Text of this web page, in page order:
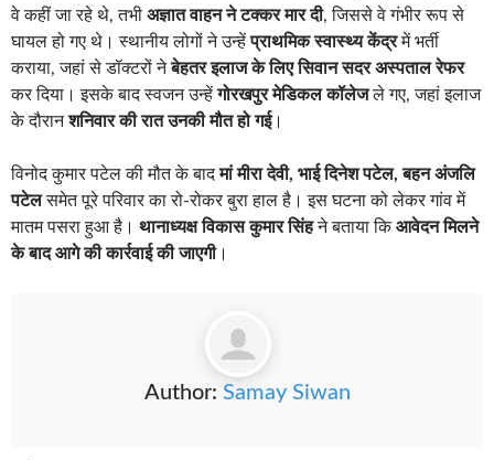
वे कहीं जा रहे थे, तभी अज्ञात वाहन ने टक्कर मार दी, जिससे वे गंभीर रूप से
घायल हो गए थे। स्थानीय लोगों ने उन्हेंप्राथमिक स्वास्थ्य केंद्रमें भर्ती
कराया, जहां से डॉक्टरों नेबेहतर इलाज के लिए सिवान सदर अस्पताल रेफर
कर दिया। इसके बाद स्वजन उन्हेंगोरखपुर मेडिकल कॉलेजले गए, जहां इलाज
के दौरानशनिवार की रात उनकी मौत हो गई।
विनोद कुमार पटेल की मौत के बादमां मीरा देवी, भाई दिनेश पटेल, बहन अंजलि
पटेलसमेत पूरे परिवार का रो-रोकर बुरा हाल है। इस घटना को लेकर गांव में
मातम पसरा हुआ है। थानाध्यक्ष विकास कुमार सिंहने बताया किआवेदन मिलने
के बाद आगे की कार्रवाई की जाएगी।
Author: Samay Siwan